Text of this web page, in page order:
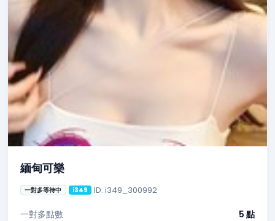
緬甸可樂
一對多等待中 i349 ID: i349_300992
一對多點數
5 點